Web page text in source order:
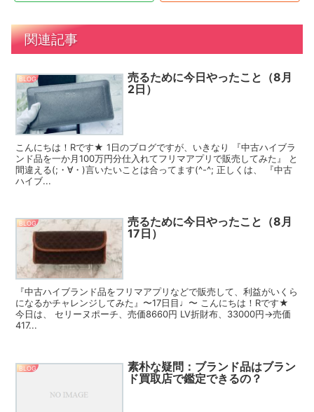
関連記事
BLOG
売るために今日やったこと（8月
2日）
こんにちは！Rです★ 1日のブログですが、いきなり 『中古ハイブラ
ンド品を一か月100万円分仕入れてフリマアプリで販売してみた』 と
間違える(;・∀・)言いたいことは合ってます(^-^; 正しくは、 『中古
ハイブ...
BLOG
売るために今日やったこと（8月
17日）
『中古ハイブランド品をフリマアプリなどで販売して、利益がいくら
になるかチャレンジしてみた』〜17日目♩〜 こんにちは！Rです★
今日は、 セリーヌポーチ、売価8660円 LV折財布、33000円→売価
417...
BLOG
素朴な疑問：ブランド品はブラン
ド買取店で鑑定できるの？